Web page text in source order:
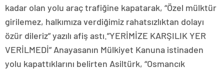
kadar olan yolu araç trafiğine kapatarak, “Özel mülktür
girilemez, halkımıza verdiğimiz rahatsızlıktan dolayı
özür dileriz” yazılı afiş astı.”YERİMİZE KARŞILIK YER
VERİLMEDİ” Anayasanın Mülkiyet Kanuna istinaden
yolu kapattıklarını belirten Asiltürk, “Osmancık